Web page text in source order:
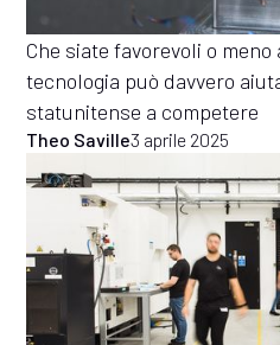
Che siate favorevoli o meno
tecnologia può davvero
statunitense a competere
Theo Saville3 aprile 2025